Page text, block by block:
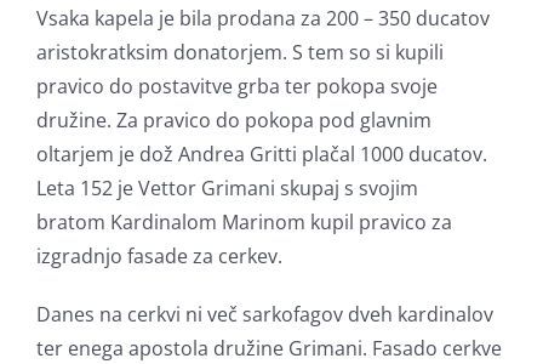
Vsaka kapela je bila prodana za 200 – 350 ducatov
aristokratksim donatorjem. S tem so si kupili
pravico do postavitve grba ter pokopa svoje
družine. Za pravico do pokopa pod glavnim
oltarjem je dož Andrea Gritti plačal 1000 ducatov.
Leta 152 je Vettor Grimani skupaj s svojim
bratom Kardinalom Marinom kupil pravico za
izgradnjo fasade za cerkev.
Danes na cerkvi ni več sarkofagov dveh kardinalov
ter enega apostola družine Grimani. Fasado cerkve